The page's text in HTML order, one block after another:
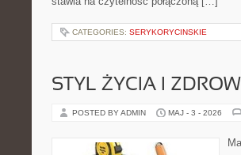
CATEGORIES: SERYKORYCINSKIE
STYL ŻYCIA I
POSTED BY ADMIN MAJ - 3 - 2026